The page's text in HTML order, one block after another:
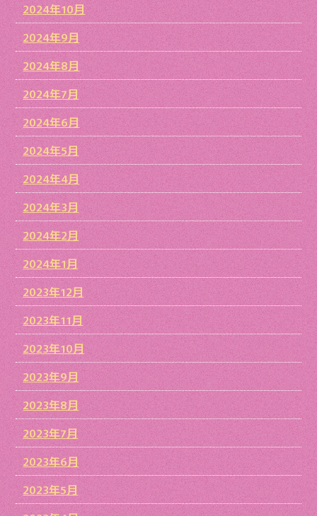
2024年10月
2024年9月
2024年8月
2024年7月
2024年6月
2024年5月
2024年4月
2024年3月
2024年2月
2024年1月
2023年12月
2023年11月
2023年10月
2023年9月
2023年8月
2023年7月
2023年6月
2023年5月